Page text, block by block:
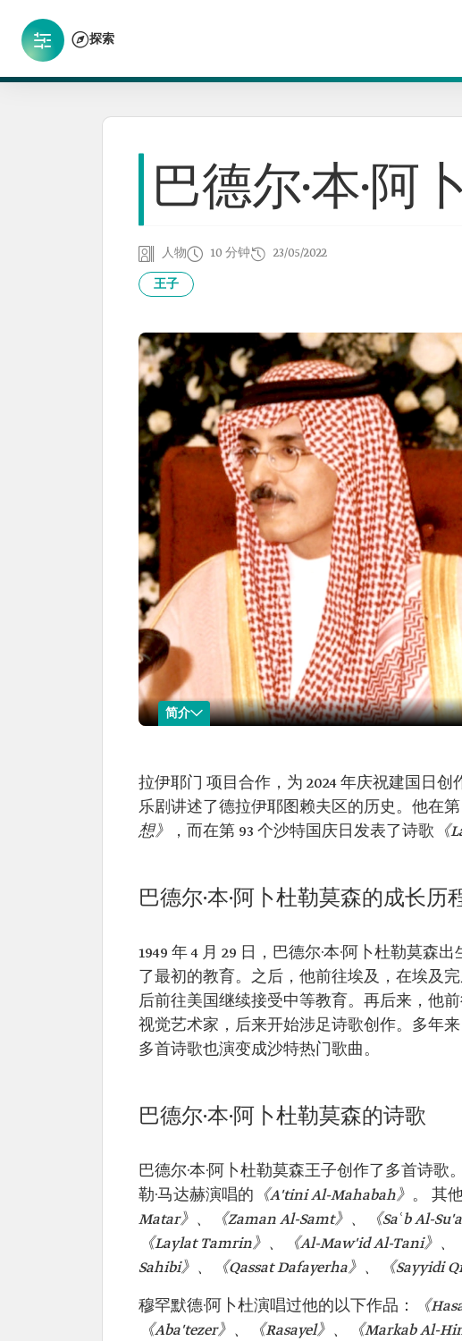
探索
巴德尔·本·阿
人物 10 分钟 23/05/2022
王子
简介
名称：巴德尔·
本·阿卜杜勒莫
森·本·阿卜杜
勒-阿齐兹·阿
出生时间：1949 年。
逝世时间：2024 年。
头衔：文字工程师、Al-Badr。
以下艺术家演唱了他的诗歌改编成的歌
Samt》。
穆罕默德·阿卜杜演唱了《Fawq Ham Al-
诗集：《Wamd》、《Shahd Al-
Huruf》、《Ham Al-Sahab》、《
Lawhat Rubama Qasida》、《Risala Min
Badawi》和《Ma Yanqosh Al-Usfur Fi
Tamrat Al-Athq》。
拉伊耶门 项目合作，为 2024 年庆祝建国日创
乐剧讲述了德拉伊耶图赖夫区的历史。他在
想》 ，而在第 93 个沙特国庆日发表了诗歌 《
巴德尔·本·阿卜杜勒莫森的成长历
1949 年 4 月 29 日，巴德尔·本·阿卜杜勒莫
了最初的教育。之后，他前往埃及，在埃及
后前往美国继续接受中等教育。再后来，他
视觉艺术家，后来开始涉足诗歌创作。多年
多首诗歌也演变成沙特热门歌曲。
巴德尔·本·阿卜杜勒莫森的诗歌
巴德尔·本·阿卜杜勒莫森王子创作了多首诗
勒·马达赫演唱的 《A'tini Al-Mahabah》 。 其
Matar》、《Zaman Al-Samt》、《Saʿb Al-
《Laylat Tamrin》、《Al-Maw'id Al-Tani》
Sahibi》、《Qassat Dafayerha》、《Sayyidi
穆罕默德·阿卜杜演唱过他的以下作品：
《
《Aba'tezer》、《Rasayel》、《Markab Al-